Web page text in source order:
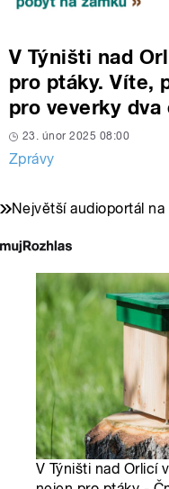
V Týništi nad
pro ptáky. Víte,
pro veverky dva
23. únor 2025 08:00
Zprávy
Největší audioportál
V Týništi nad Orlicí